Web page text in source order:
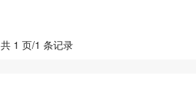
共 1 页/1 条记录